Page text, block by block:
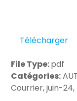
Télécharger
File Type:pdf
Catégories:
Courrier, juin-